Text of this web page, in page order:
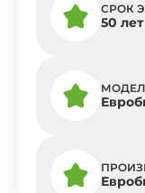
СРОК
50 лет